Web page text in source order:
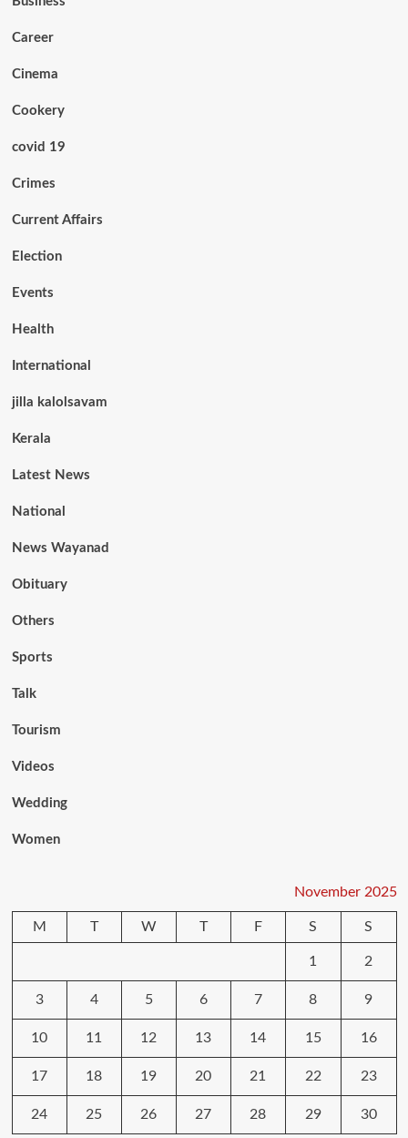
Career
Cinema
Cookery
covid 19
Crimes
Current Affairs
Election
Events
Health
International
jilla kalolsavam
Kerala
Latest News
National
News Wayanad
Obituary
Others
Sports
Talk
Tourism
Videos
Wedding
Women
November 2025
M T W T F S S
1 2
3 4 5 6 7 8 9
10 11 12 13 14 15 16
17 18 19 20 21 22 23
24 25 26 27 28 29 30